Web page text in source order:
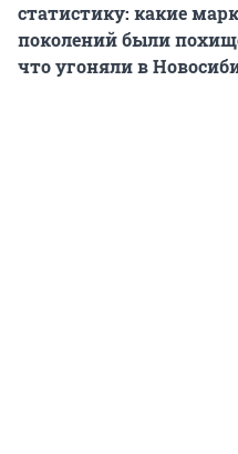
статистику: какие
поколений были
что угоняли в